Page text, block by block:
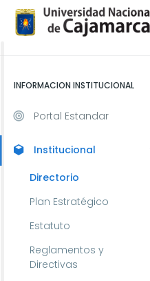
INFORMACION INSTITUCIONAL
Portal Estandar
Institucional
Directorio
Plan Estratégico
Estatuto
Reglamentos y
Directivas